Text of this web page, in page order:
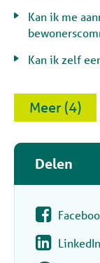
Kan ik me aanmelden als lid van een
Kan ik zelf
Meer (4)
Delen
LinkedIn